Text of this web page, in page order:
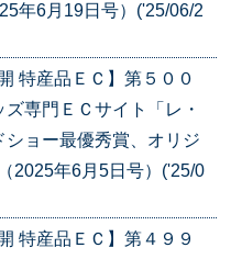
年6月19日号）('25/06/2
特産品ＥＣ】第５００
専門ＥＣサイト「レ・
ョー最優秀賞、オリジ
2025年6月5日号）('25/0
特産品ＥＣ】第４９９